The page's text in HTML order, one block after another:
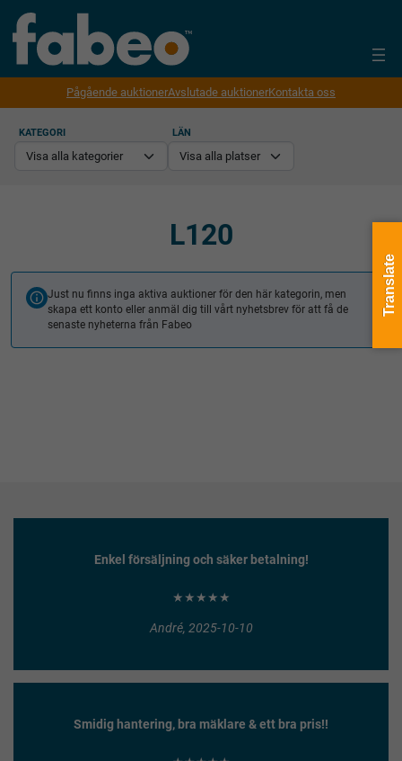
Pågående auktionerAvslutade auktionerKontakta oss
KATEGORI LÄN
L120
Just nu finns inga aktiva auktioner för den här kategorin, men
skapa ett konto eller anmäl dig till vårt nyhetsbrev för att få de
senaste nyheterna från Fabeo
Enkel försäljning och säker betalning!
★★★★★
André, 2025-10-10
Smidig hantering, bra mäklare & ett bra pris!!
Translate